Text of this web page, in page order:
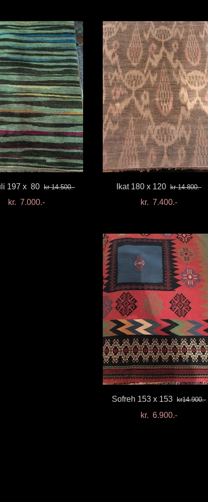
197 x 80 kr 14.500.-
kr. 7.000.-
Ikat 180 x 120kr 14.800.-
kr. 7.400.-
Sofreh 153 x 153 kr14.900.-
kr. 6.900.-